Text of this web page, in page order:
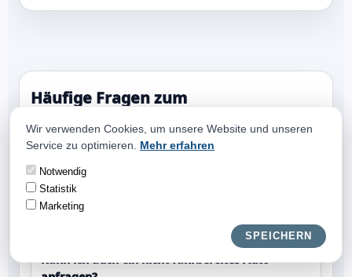
Häufige Fragen zum
Fahrzeugverkauf in Essen
noch wert?
Ausstattung und dem genauen Schadenbild ab.
Kann ich auch ein nicht fahrbereites Auto
Wir verwenden Cookies, um unsere Website und unseren
Service zu optimieren. Mehr erfahren
Notwendig
Statistik
Marketing
SPEICHERN